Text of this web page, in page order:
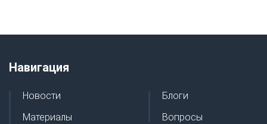
Навигация
Новости
Материалы
Блоги
Вопросы